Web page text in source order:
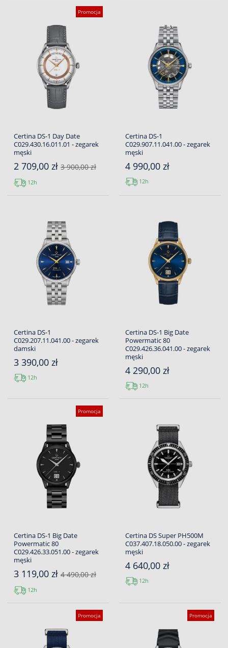
Promocja
Certina DS-1 Day Date
C029.430.16.011.01 - zegarek
męski
2 709,00 zł 3 900,00 zł
12h
Certina DS-1
C029.907.11.041.00 - zegarek
męski
4 990,00 zł
12h
Certina DS-1
C029.207.11.041.00 - zegarek
damski
3 390,00 zł
12h
Certina DS-1 Big Date
Powermatic 80
C029.426.36.041.00 - zegarek
męski
4 290,00 zł
12h
Promocja
Certina DS-1 Big Date
Powermatic 80
C029.426.33.051.00 - zegarek
męski
3 119,00 zł 4 490,00 zł
12h
Certina DS Super PH500M
C037.407.18.050.00 - zegarek
męski
4 640,00 zł
12h
Promocja Promocja